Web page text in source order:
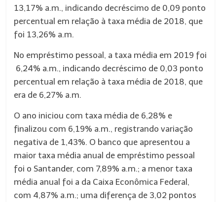
13,17% a.m., indicando decréscimo de 0,09 ponto
percentual em relação à taxa média de 2018, que
foi 13,26% a.m.
No empréstimo pessoal, a taxa média em 2019 foi
6,24% a.m., indicando decréscimo de 0,03 ponto
percentual em relação à taxa média de 2018, que
era de 6,27% a.m.
O ano iniciou com taxa média de 6,28% e
finalizou com 6,19% a.m., registrando variação
negativa de 1,43%. O banco que apresentou a
maior taxa média anual de empréstimo pessoal
foi o Santander, com 7,89% a.m.; a menor taxa
média anual foi a da Caixa Econômica Federal,
com 4,87% a.m.; uma diferença de 3,02 pontos